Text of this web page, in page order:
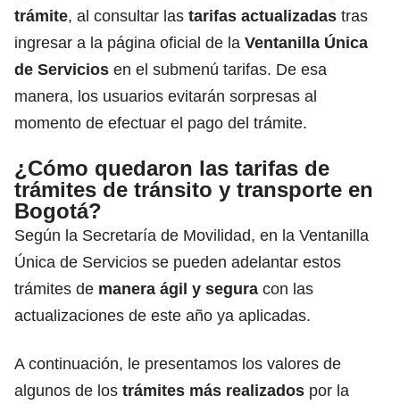
trámite, al consultar las tarifas actualizadas tras
ingresar a la página oficial de la Ventanilla Única
de Servicios en el submenú tarifas. De esa
manera, los usuarios evitarán sorpresas al
momento de efectuar el pago del trámite.
¿Cómo quedaron las tarifas de
trámites de tránsito y transporte en
Bogotá?
Según la Secretaría de Movilidad, en la Ventanilla
Única de Servicios se pueden adelantar estos
trámites de manera ágil y segura con las
actualizaciones de este año ya aplicadas.
A continuación, le presentamos los valores de
algunos de los trámites más realizados por la